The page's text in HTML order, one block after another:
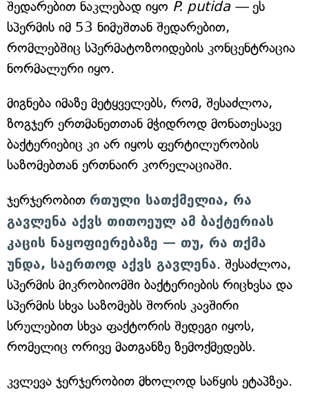
შედარებით ნაკლებად იყო P. putida —ეს
სპერმის იმ 53 ნიმუშთან შედარებით,
რომლებშიც სპერმატოზოიდების კონცენტრაცია
ნორმალური იყო.
მიგნება იმაზე მეტყველებს, რომ, შესაძლოა,
ზოგჯერ ერთმანეთთან მჭიდროდ მონათესავე
ბაქტერიებიც კი არ იყოს ფერტილურობის
საზომებთან ერთნაირ კორელაციაში.
ჯერჯერობით რთული სათქმელია, რა
გავლენა აქვს თითოეულ ამ ბაქტერიას
კაცის ნაყოფიერებაზე — თუ, რა თქმა
უნდა, საერთოდ აქვს გავლენა. შესაძლოა,
სპერმის მიკრობიომში ბაქტერიების რიცხვსა და
სპერმის სხვა საზომებს შორის კავშირი
სრულებით სხვა ფაქტორის შედეგი იყოს,
რომელიც ორივე მათგანზე ზემოქმედებს.
კვლევა ჯერჯერობით მხოლოდ საწყის ეტაპზეა.